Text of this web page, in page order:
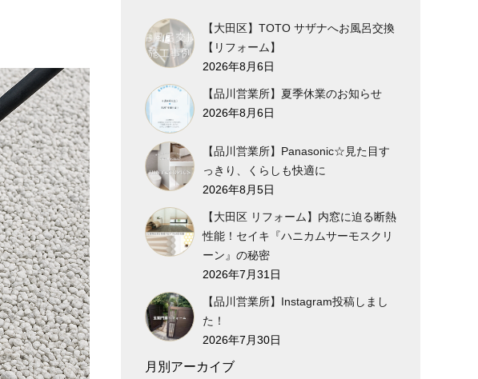
【大田区】TOTO サザナへお風呂交換
【リフォーム】
2026年8月6日
【品川営業所】夏季休業のお知らせ
2026年8月6日
【品川営業所】Panasonic☆見た目す
っきり、くらしも快適に
2026年8月5日
【大田区 リフォーム】内窓に迫る断熱
性能！セイキ『ハニカムサーモスクリ
ーン』の秘密
2026年7月31日
【品川営業所】Instagram投稿しまし
た！
2026年7月30日
月別アーカイブ